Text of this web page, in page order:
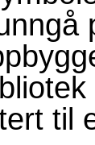
til